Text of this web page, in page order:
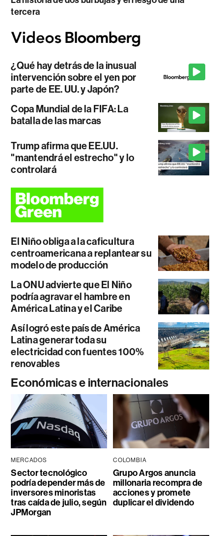
tercera
¿Qué hay detrás de la inusual
intervención sobre el yen por
parte de EE. UU. y Japón?
Copa Mundial de la FIFA: La
batalla de las marcas
Trump afirma que EE.UU.
"mantendrá el estrecho" y lo
controlará
El Niño obliga a la caficultura
centroamericana a replantear su
modelo de producción
La ONU advierte que El Niño
podría agravar el hambre en
América Latina y el Caribe
Así logró este país de América
Latina generar toda su
electricidad con fuentes 100%
renovables
Económicas e internacionales
MERCADOS
Sector tecnológico
podría depender más de
inversores minoristas
tras caída de julio, según
JPMorgan
COLOMBIA
Grupo Argos anuncia
millonaria recompra de
acciones y promete
duplicar el dividendo